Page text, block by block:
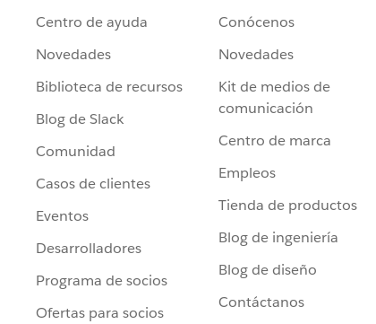
Centro de ayuda
Novedades
Biblioteca de recursos
Blog de Slack
Comunidad
Casos de clientes
Eventos
Desarrolladores
Programa de socios
Ofertas para socios
Conócenos
Novedades
Kit de medios de
comunicación
Centro de marca
Empleos
Tienda de productos
Blog de ingeniería
Blog de diseño
Contáctanos